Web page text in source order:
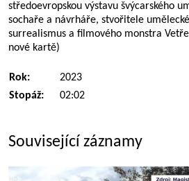
středoevropskou výstavu švýcarského
sochaře a návrháře, stvořitele
surrealismus a filmového monstra
nové kartě)
Rok:
2023
Stopáž:
02:02
Související záznamy